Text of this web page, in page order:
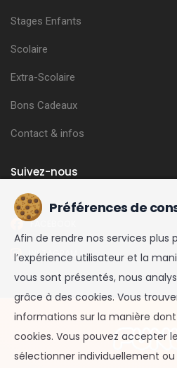
Stages Enfants
Scolaire
Extra-Scolaire
Bons Cadeaux
Contact & infos
Suivez-nous
FACEBOOK
INSTAGRAM
Préférences de
Afin de rendre nos services plus
l’expérience utilisateur et la
vous sont présentés, nous
grâce à des cookies. Vous
informations sur la manière
cookies. Vous pouvez accepter
sélectionner individuellement ou